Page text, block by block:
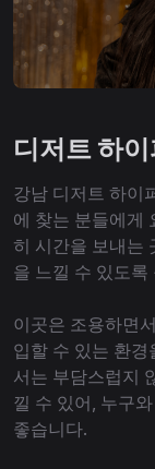
디저트 하
강남 디저트 하이
에 찾는 분들에게
히 시간을 보내는
을 느낄 수 있도
이곳은 조용하면
입할 수 있는 환
서는 부담스럽지
낄 수 있어, 누구
좋습니다.